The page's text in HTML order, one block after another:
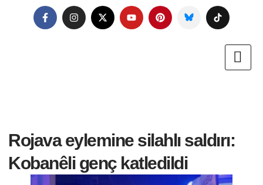
Rojava eylemine silahlı saldırı:
Kobanêli genç katledildi